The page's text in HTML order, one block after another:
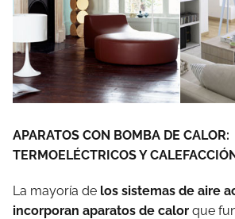
APARATOS CON BOMBA DE
TERMOELÉCTRICOS Y
La mayoría de los sistemas de aire
incorporan aparatos de calor que